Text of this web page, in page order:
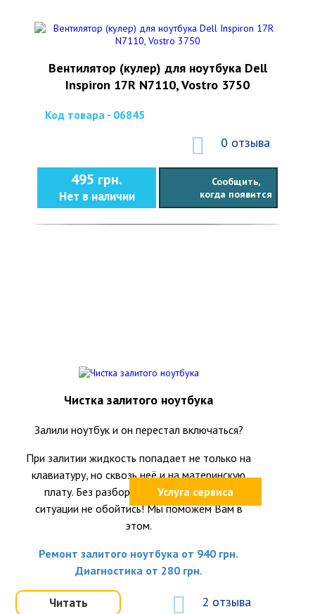
Вентилятор (кулер) для ноутбука Dell
Inspiron 17R N7110, Vostro 3750
Код товара - 06845
0 отзыва
495 грн.
Нет в наличии
Сообщить,
когда появится
Услуга сервиса
Чистка залитого ноутбука
Залили ноутбук и он перестал включаться?
При залитии жидкость попадает не только на
клавиатуру, но сквозь неё и на материнскую
плату. Без разборки ноутбука и оценки
ситуации не обойтись! Мы поможем Вам в
этом.
Ремонт залитого ноутбука от 940 грн.
Диагностика от 280 грн.
Читать 2 отзыва